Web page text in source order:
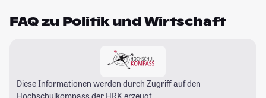
FAQ zu Politik und Wirtschaft
Diese Informationen werden durch Zugriff auf den